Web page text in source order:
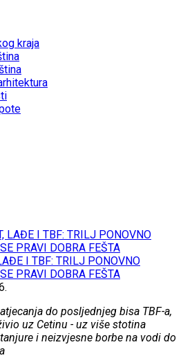
kraja
I TBF: TRILJ PONOVNO
PRAVI DOBRA FEŠTA
do posljednjeg bisa TBF-a,
uz Cetinu - uz više stotina
i neizvjesne borbe na vodi do